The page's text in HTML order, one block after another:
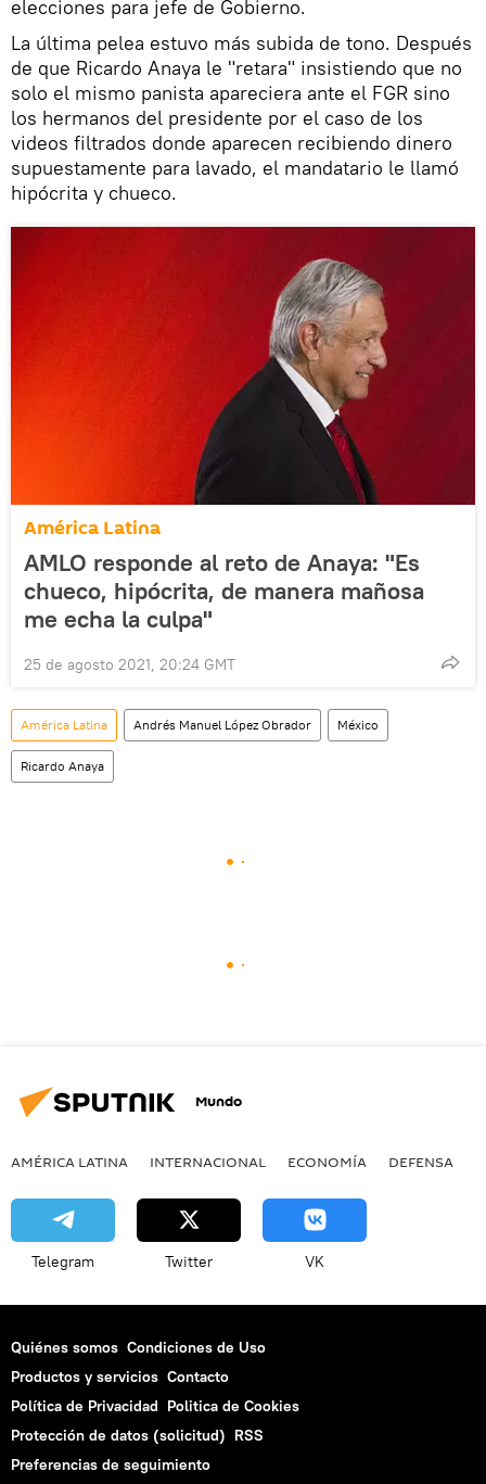
elecciones para jefe de Gobierno.
La última pelea estuvo más subida de tono. Después
de que Ricardo Anaya le "retara" insistiendo que no
solo el mismo panista apareciera ante el FGR sino
los hermanos del presidente por el caso de los
videos filtrados donde aparecen recibiendo dinero
supuestamente para lavado, el mandatario le llamó
hipócrita y chueco.
América Latina
AMLO responde al reto de Anaya: "Es
chueco, hipócrita, de manera mañosa
me echa la culpa"
25 de agosto 2021, 20:24 GMT
América Latina Andrés Manuel López Obrador México
Ricardo Anaya
Mundo
AMÉRICA LATINA INTERNACIONAL ECONOMÍA DEFENSA
Telegram Twitter VK
Quiénes somos Condiciones de Uso
Productos y servicios Contacto
Política de Privacidad Politica de Cookies
Protección de datos (solicitud) RSS
Preferencias de seguimiento